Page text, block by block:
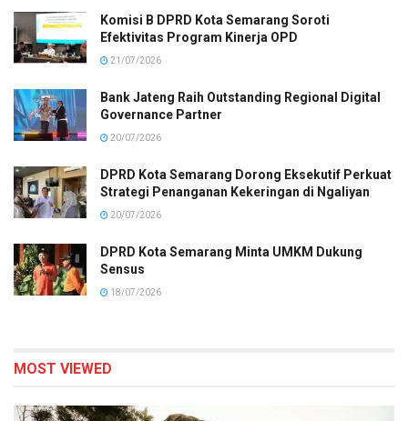
Komisi B DPRD Kota Semarang Soroti
Efektivitas Program Kinerja OPD
21/07/2026
Bank Jateng Raih Outstanding Regional Digital
Governance Partner
20/07/2026
DPRD Kota Semarang Dorong Eksekutif Perkuat
Strategi Penanganan Kekeringan di Ngaliyan
20/07/2026
DPRD Kota Semarang Minta UMKM Dukung
Sensus
18/07/2026
MOST VIEWED